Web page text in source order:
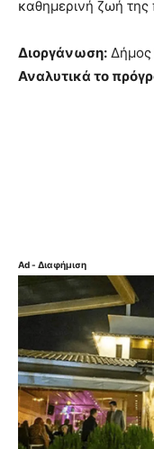
καθημερινή ζωή της
Διοργάνωση: Δήμος
Αναλυτικά το
Ad - Διαφήμιση